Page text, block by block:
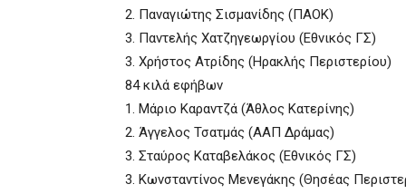
2. Παναγιώτης Σισμανίδης (ΠΑΟΚ)
3. Παντελής Χατζηγεωργίου (Εθνικός ΓΣ)
3. Χρήστος Ατρίδης (Ηρακλής Περιστερίου)
84 κιλά εφήβων
1. Μάριο Καραντζά (Άθλος Κατερίνης)
2. Άγγελος Τσατμάς (ΑΑΠ Δράμας)
3. Σταύρος Καταβελάκος (Εθνικός ΓΣ)
3. Κωνσταντίνος Μενεγάκης (Θησέας